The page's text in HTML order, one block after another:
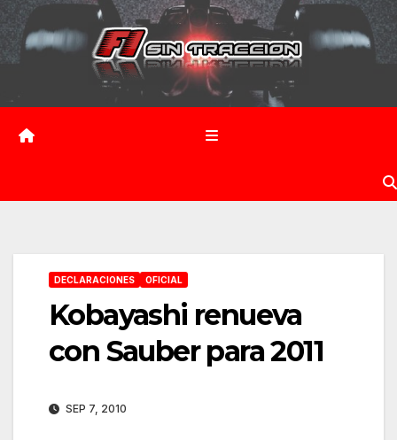
Saltar
contenido
DECLARACIONES OFICIAL
Kobayashi renueva
con Sauber para 2011
SEP 7, 2010